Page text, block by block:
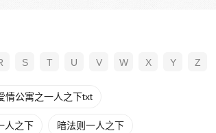
S T U V W X Y Z
情公寓之一人之下txt
人之下 暗法则一人之下